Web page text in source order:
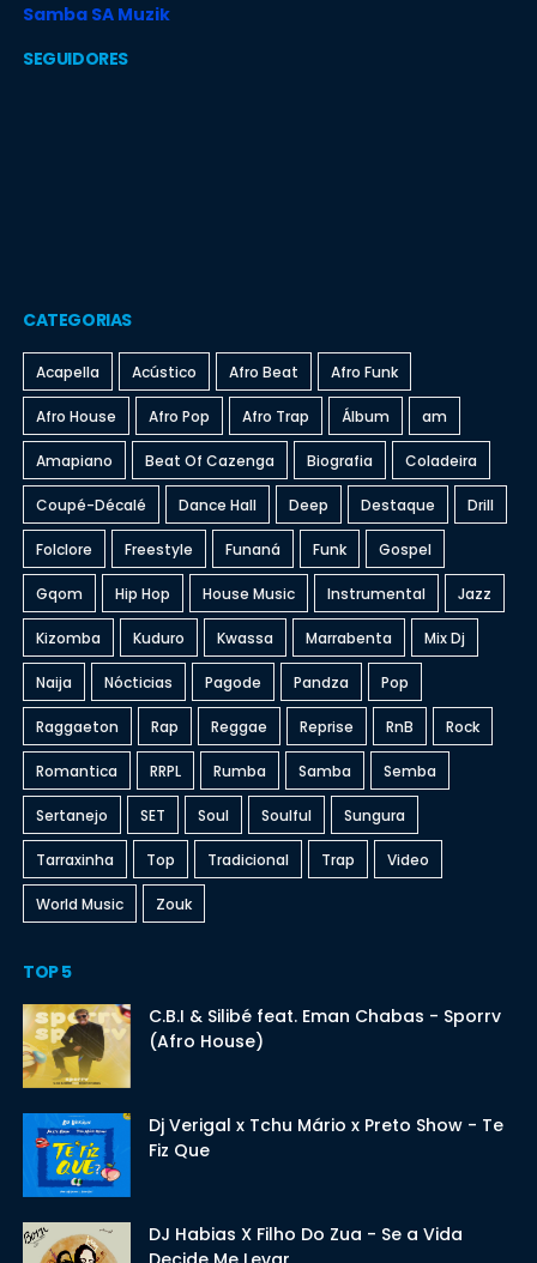
Samba SA Muzik
SEGUIDORES
CATEGORIAS
Acapella Acústico Afro Beat Afro Funk
Afro House Afro Pop Afro Trap Álbum am
Amapiano Beat Of Cazenga Biografia Coladeira
Coupé-Décalé Dance Hall Deep Destaque Drill
Folclore Freestyle Funaná Funk Gospel
Gqom Hip Hop House Music Instrumental Jazz
Kizomba Kuduro Kwassa Marrabenta Mix Dj
Naija Nócticias Pagode Pandza Pop
Raggaeton Rap Reggae Reprise RnB Rock
Romantica RRPL Rumba Samba Semba
Sertanejo SET Soul Soulful Sungura
Tarraxinha Top Tradicional Trap Video
World Music Zouk
TOP 5
C.B.I & Silibé feat. Eman Chabas - Sporrv
(Afro House)
Dj Verigal x Tchu Mário x Preto Show - Te
Fiz Que
DJ Habias X Filho Do Zua - Se a Vida